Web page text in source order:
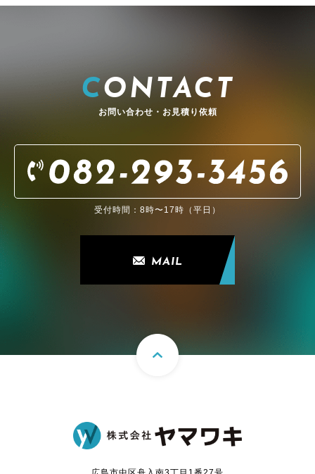
CONTACT
お問い合わせ・お見積り依頼
受付時間：8時〜17時（平日）
MAIL